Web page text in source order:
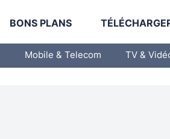
BONS PLANS
Mobile & Telecom TV &